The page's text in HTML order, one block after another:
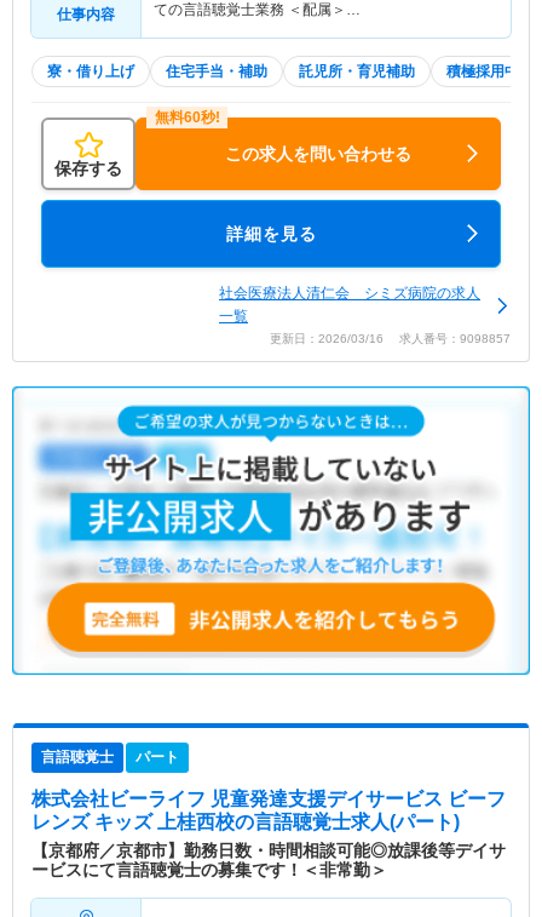
仕事内容
ての言語聴覚士業務 ＜配属＞…
寮・借り上げ 住宅手当・補助 託児所・育児補助 積極採用中
保存する
この求人を問い合わせる
詳細を見る
社会医療法人清仁会 シミズ病院の求人
一覧
更新日：2026/03/16 求人番号：9098857
言語聴覚士 パート
株式会社ビーライフ 児童発達支援デイサービス ビーフ
レンズ キッズ 上桂西校の言語聴覚士求人(パート)
【京都府／京都市】勤務日数・時間相談可能◎放課後等デイサ
ービスにて言語聴覚士の募集です！＜非常勤＞